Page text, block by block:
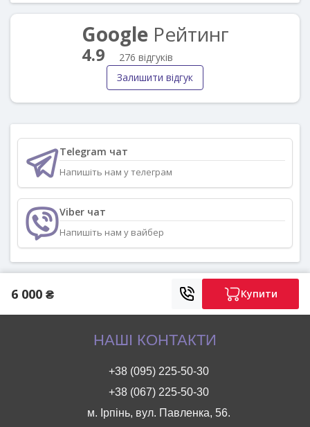
GoogleРейтинг
4.9
276 відгуків
Залишити відгук
Telegram чат
Напишіть нам у телеграм
Viber чат
Напишіть нам у вайбер
6 000 ₴ Купити
НАШІ КОНТАКТИ
+38 (095) 225-50-30
+38 (067) 225-50-30
м. Ірпінь, вул. Павленка, 56.